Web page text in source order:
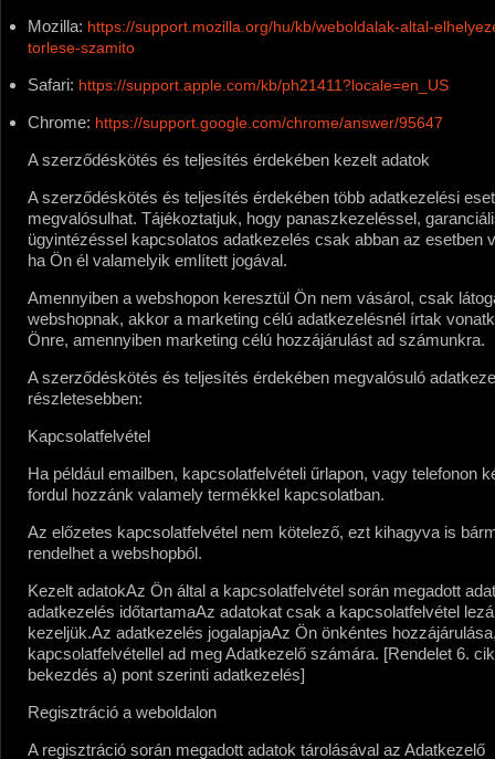
Mozilla: https://support.mozilla.org/hu/kb/weboldalak-altal-
torlese-szamito
Safari: https://support.apple.com/kb/ph21411?locale=en_US
Chrome: https://support.google.com/chrome/answer/95647
A szerződéskötés és teljesítés érdekében kezelt adatok
A szerződéskötés és teljesítés érdekében több adatkezelési
megvalósulhat. Tájékoztatjuk, hogy panaszkezeléssel,
ügyintézéssel kapcsolatos adatkezelés csak abban az esetben
ha Ön él valamelyik említett jogával.
Amennyiben a webshopon keresztül Ön nem vásárol, csak
webshopnak, akkor a marketing célú adatkezelésnél írtak
Önre, amennyiben marketing célú hozzájárulást ad számunkra.
A szerződéskötés és teljesítés érdekében megvalósuló
részletesebben:
Kapcsolatfelvétel
Ha például emailben, kapcsolatfelvételi űrlapon, vagy telefonon
fordul hozzánk valamely termékkel kapcsolatban.
Az előzetes kapcsolatfelvétel nem kötelező, ezt kihagyva is
rendelhet a webshopból.
Kezelt adatokAz Ön által a kapcsolatfelvétel során megadott
adatkezelés időtartamaAz adatokat csak a kapcsolatfelvétel
kezeljük.Az adatkezelés jogalapjaAz Ön önkéntes
kapcsolatfelvétellel ad meg Adatkezelő számára. [Rendelet 6.
bekezdés a) pont szerinti adatkezelés]
Regisztráció a weboldalon
A regisztráció során megadott adatok tárolásával az Adatkezelő